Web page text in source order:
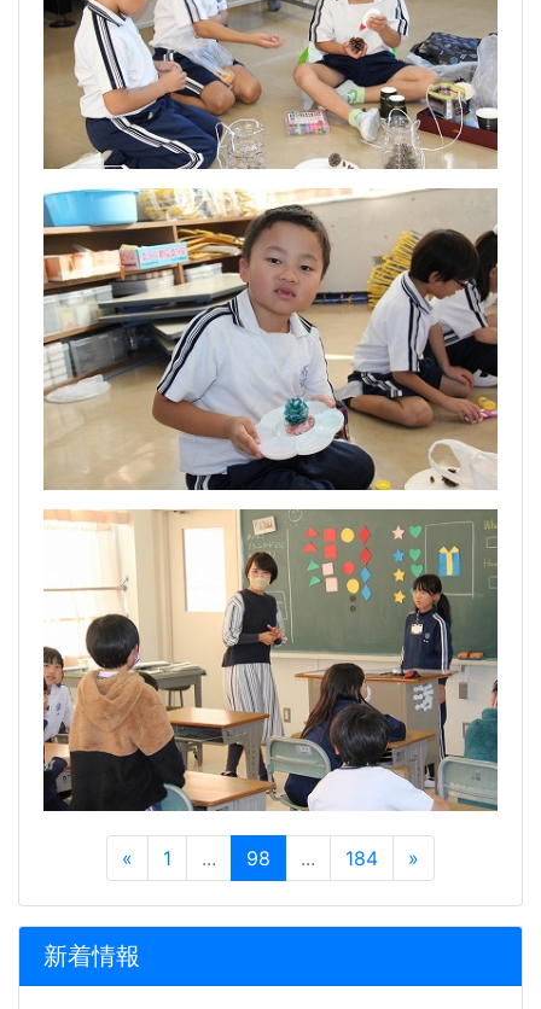
« 1 ... 98 ... 184 »
新着情報